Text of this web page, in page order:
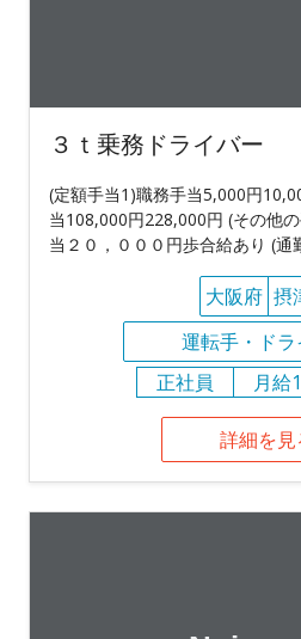
３ｔ乗務ドライバー
(定額手当1)職務手当5,000円
当108,000円228,000円 (その他
当２０，０００円歩合給あり (通
大阪府 摂
運転手・ドラ
正社員
月給
詳細を見